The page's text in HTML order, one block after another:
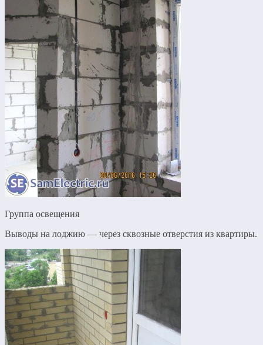
Группа освещения
Выводы на лоджию — через сквозные отверстия из квартиры.